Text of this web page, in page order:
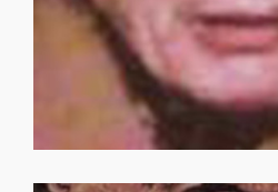
意昭法師
意昭法師